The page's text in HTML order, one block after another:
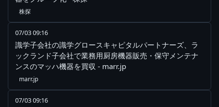
株探
07/03 09:16
識学子会社の識学グロースキャピタルパートナーズ、ラ
ックランド子会社で業務用厨房機器販売・保守メンテナ
ンスのマッハ機器を買収 - marr.jp
marr.jp
07/03 09:16